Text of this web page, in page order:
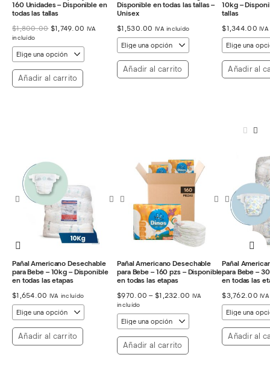
160 Unidades – Disponible en
todas las tallas
$1,800.00 El
original
era:
$1,800.00.
$1,749.00 El
actual
$1,749.00.
IVA
incluído
Añadir al carrito
Disponible en todas las tallas –
Unisex
$1,530.00 IVA incluído
Añadir al carrito
10kg –
tallas
$1,344.00
Añadir al
Pañal Americano Desechable
para Bebe – 10kg – Disponible
en todas las etapas
$1,654.00 IVA incluído
Añadir al carrito
Pañal Americano Desechable
para Bebe – 160 pzs – Disponible
en todas las etapas
$970.00 – $1,232.00 Rango
IVA
incluído
Añadir al carrito
Pañal
para Bebe –
en todas las
$3,762.00
Añadir al